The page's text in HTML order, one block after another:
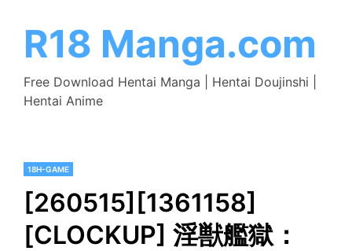
contentR18 Manga.com
Free Download Hentai Manga | Hentai Doujinshi |
Hentai Anime
18H-GAME
[260515][1361158]
[CLOCKUP] 淫獣艦獄：